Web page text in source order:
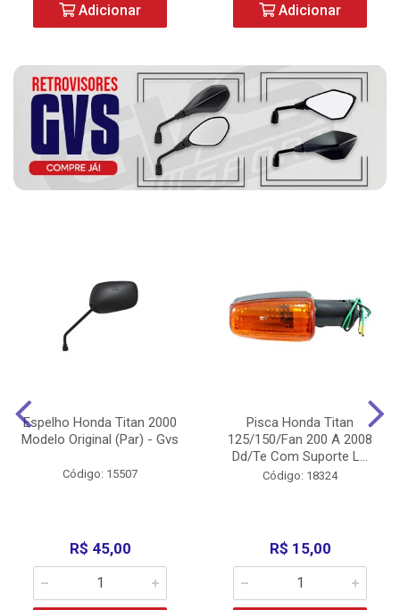
Adicionar Adicionar
Espelho Honda Titan 2000
Modelo Original (Par) - Gvs
Código: 15507
R$ 45,00
Pisca Honda Titan
125/150/Fan 200 A 2008
Dd/Te Com Suporte L...
Código: 18324
R$ 15,00